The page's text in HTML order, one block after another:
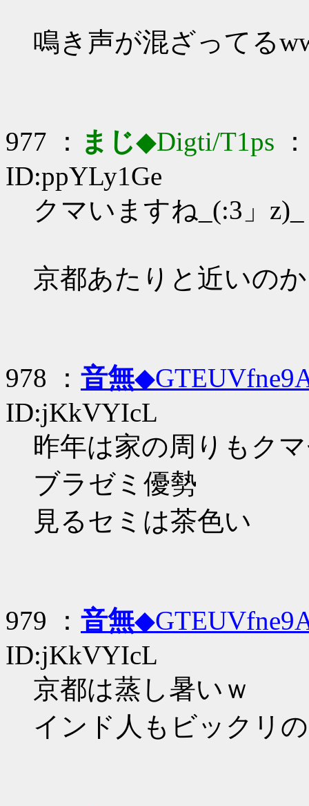
鳴き声が混ざってる
977 ： まじ◆Digti/T1ps
ID:ppYLy1Ge
クマいますね_(:3」z)_
京都あたりと近いのか
978 ： 音無
ID:jKkVYIcL
昨年は家の周りもク
ブラゼミ優勢
見るセミは茶色い
979 ： 音無
ID:jKkVYIcL
京都は蒸し暑いｗ
インド人もビックリ